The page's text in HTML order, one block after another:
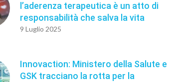
l’aderenza terapeutica è un atto di
responsabilità che salva la vita
9 Luglio 2025
Innovaction: Ministero della Salute e
GSK tracciano la rotta per la